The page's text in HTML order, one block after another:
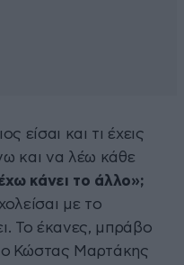
είσαι και τι έχεις
και να λέω κάθε
κάνει το άλλο»;
με το
Το έκανες, μπράβο
ο Κώστας Μαρτάκης